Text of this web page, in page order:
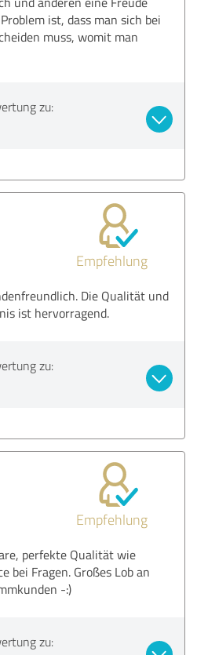
ist, dass man sich bei
muss, womit man
zu:
Empfehlung
Die Qualität und
ist hervorragend.
zu:
Empfehlung
perfekte Qualität wie
bei Fragen. Großes Lob an
-:)
zu: